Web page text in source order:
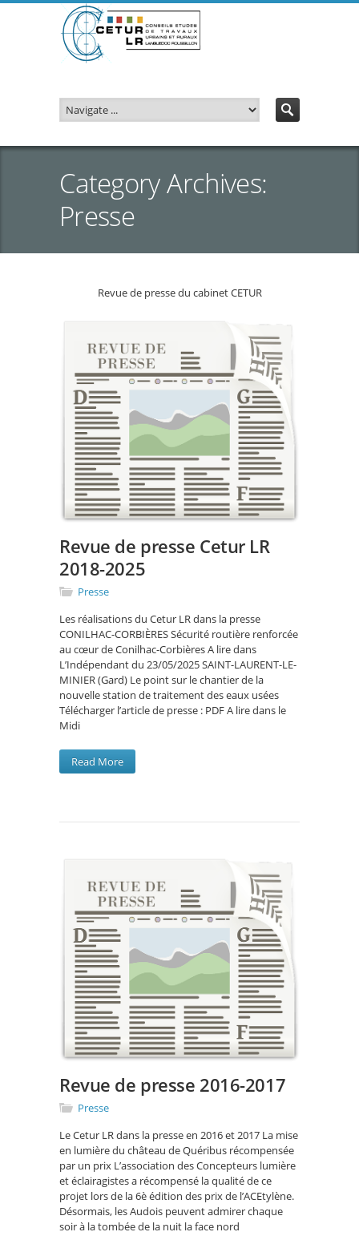
Category Archives:
Presse
Revue de presse du cabinet CETUR
Revue de presse Cetur LR
2018-2025
Presse
Les réalisations du Cetur LR dans la presse
CONILHAC-CORBIÈRES Sécurité routière renforcée
au cœur de Conilhac-Corbières A lire dans
L’Indépendant du 23/05/2025 SAINT-LAURENT-LE-
MINIER (Gard) Le point sur le chantier de la
nouvelle station de traitement des eaux usées
Télécharger l’article de presse : PDF A lire dans le
Midi
Read More
Revue de presse 2016-2017
Presse
Le Cetur LR dans la presse en 2016 et 2017 La mise
en lumière du château de Quéribus récompensée
par un prix L’association des Concepteurs lumière
et éclairagistes a récompensé la qualité de ce
projet lors de la 6è édition des prix de l’ACEtylène.
Désormais, les Audois peuvent admirer chaque
soir à la tombée de la nuit la face nord